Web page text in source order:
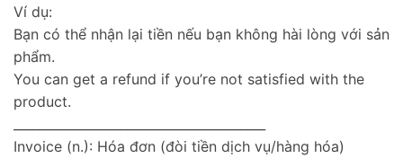
Ví dụ:
Bạn có thể nhận lại tiền nếu bạn không hài lòng với sản
phẩm.
You can get a refund if you’re not satisfied with the
product.
Invoice (n.): Hóa đơn (đòi tiền dịch vụ/hàng hóa)